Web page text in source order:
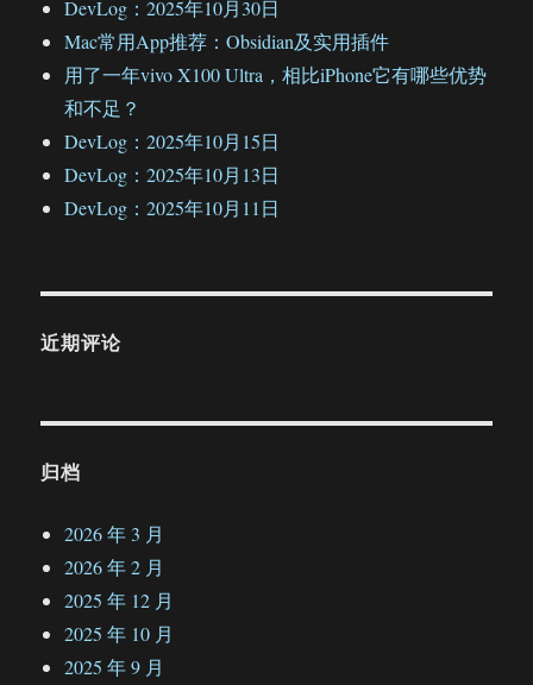
DevLog：2025年10月30日
Mac常用App推荐：Obsidian及实用插件
用了一年vivo X100 Ultra，相比iPhone它有哪些优势
和不足？
DevLog：2025年10月15日
DevLog：2025年10月13日
DevLog：2025年10月11日
近期评论
归档
2026 年 3 月
2026 年 2 月
2025 年 12 月
2025 年 10 月
2025 年 9 月